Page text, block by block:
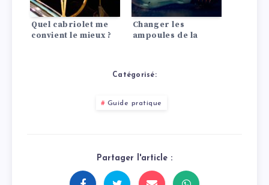
Quel cabriolet me
convient le mieux ?
Changer les
ampoules de la
Catégorisé:
Guide pratique
Partager l'article :